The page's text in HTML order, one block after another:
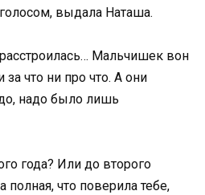
выдала Наташа.
Мальчишек вон
что ни про что. А они
надо было лишь
года? Или до второго
полная, что поверила тебе,